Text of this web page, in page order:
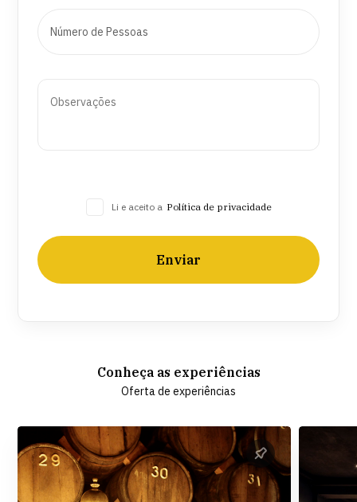
Li e aceito a Política de privacidade
Enviar
Conheça as experiências
Oferta de experiências